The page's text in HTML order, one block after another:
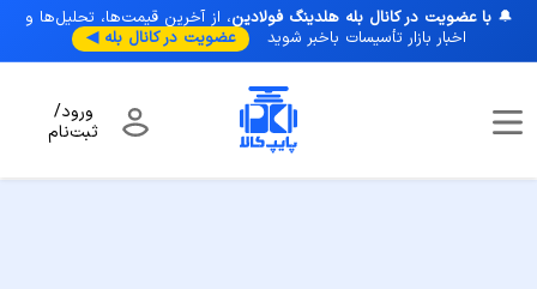
🔔با عضویت در کانال بله هلدینگ فولادین، از آخرین قیمت‌ها، تحلیل‌ها و
اخبار بازار تأسیسات با‌خبر شوید
عضویت در کانال بله ◀
ورود/
ثبت‌نام
شلنگ پکیج و فن کویل شلنگ پیسوار